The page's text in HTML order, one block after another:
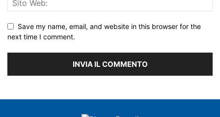
Save my name, email, and website in this browser for the
next time I comment.